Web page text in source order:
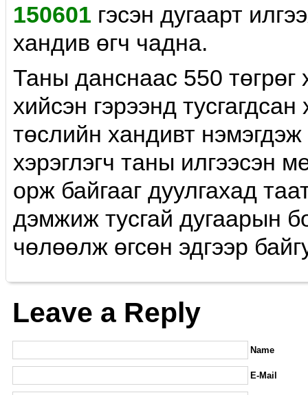
150601 гэсэн дугаарт
хандив өгч чадна.
Таны данснаас 550 төгрөг
хийсэн гэрээнд
төслийн хандивт
хэрэглэгч таны илгээсэн
орж байгааг дуулгахад
дэмжиж тусгай дугаарын
чөлөөлж өгсөн эдгээр
Leave a Reply
Name
E-Mail